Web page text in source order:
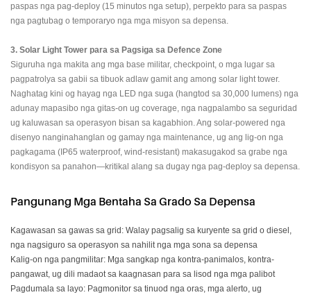
paspas nga pag-deploy (15 minutos nga setup), perpekto para sa paspas
nga pagtubag o temporaryo nga mga misyon sa depensa.
3. Solar Light Tower para sa Pagsiga sa Defence Zone
Siguruha nga makita ang mga base militar, checkpoint, o mga lugar sa
pagpatrolya sa gabii sa tibuok adlaw gamit ang among solar light tower.
Naghatag kini og hayag nga LED nga suga (hangtod sa 30,000 lumens) nga
adunay mapasibo nga gitas-on ug coverage, nga nagpalambo sa seguridad
ug kaluwasan sa operasyon bisan sa kagabhion. Ang solar-powered nga
disenyo nanginahanglan og gamay nga maintenance, ug ang lig-on nga
pagkagama (IP65 waterproof, wind-resistant) makasugakod sa grabe nga
kondisyon sa panahon—kritikal alang sa dugay nga pag-deploy sa depensa.
Pangunang Mga Bentaha Sa Grado Sa Depensa
Kagawasan sa gawas sa grid: Walay pagsalig sa kuryente sa grid o diesel,
nga nagsiguro sa operasyon sa nahilit nga mga sona sa depensa
Kalig-on nga pangmilitar: Mga sangkap nga kontra-panimalos, kontra-
pangawat, ug dili madaot sa kaagnasan para sa lisod nga mga palibot
Pagdumala sa layo: Pagmonitor sa tinuod nga oras, mga alerto, ug